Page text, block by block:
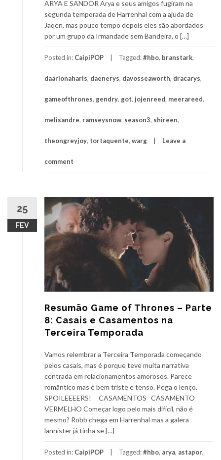
ARYA E SANDOR Arya e seus amigos fugiram na
segunda temporada de Harrenhal com a ajuda de
Jaqen, mas pouco tempo depois eles são abordados
por um grupo da Irmandade sem Bandeira, o […]
Posted in: CaipiPOP Tagged:#hbo, branstark,
daarionaharis, daenerys, davosseaworth, dracarys,
gameofthrones, gendry, got, jojenreed, meerareed,
melisandre, ramseysnow, season3, shireen,
theongreyjoy, tortaquente, warg Leave a
comment
25
FEV
Resumão Game of Thrones – Parte
8: Casais e Casamentos na
Terceira Temporada
Vamos relembrar a Terceira Temporada começando
pelos casais, mas é porque teve muita narrativa
centrada em relacionamentos amorosos. Parece
romântico mas é bem triste e tenso. Pega o lenço.
SPOILEEEERS! CASAMENTOS CASAMENTO
VERMELHO Começar logo pelo mais difícil, não é
mesmo? Robb chega em Harrenhal mas a galera
lannister já tinha se […]
Posted in: CaipiPOP Tagged:#hbo, arya, astapor,